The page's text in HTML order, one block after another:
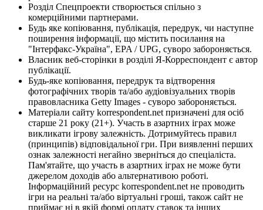
Розділ Спецпроекти створюється спільно з
комерційними партнерами.
Будь яке копіювання, публікація, передрук, чи наступне
поширення інформації, що містить посилання на
"Інтерфакс-Україна", EPA / UPG, суворо забороняється.
Власник веб-сторінки в розділі Я-Корреспондент є автор
публікації.
Будь-яке копіювання, передрук та відтворення
фотографічних творів та/або аудіовізуальних творів
правовласника Getty Images - суворо забороняється.
Матеріали сайту korrespondent.net призначені для осіб
старше 21 року (21+). Участь в азартних іграх може
викликати ігрову залежність. Дотримуйтесь правил
(принципів) відповідальної гри. При виявленні перших
ознак залежності негайно зверніться до спеціаліста.
Пам'ятайте, що участь в азартних іграх не може бути
джерелом доходів або альтернативою роботі.
Інформаційний ресурс korrespondent.net не проводить
ігри на реальні та/або віртуальні гроші, також сайт не
приймає ні в якій формі оплату ставок та інших